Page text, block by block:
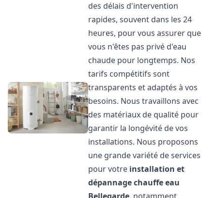
des délais d'intervention
rapides, souvent dans les 24
heures, pour vous assurer que
vous n'êtes pas privé d'eau
chaude pour longtemps. Nos
tarifs compétitifs sont
transparents et adaptés à vos
besoins. Nous travaillons avec
des matériaux de qualité pour
garantir la longévité de vos
installations. Nous proposons
une grande variété de services
pour votre installation et
dépannage chauffe eau